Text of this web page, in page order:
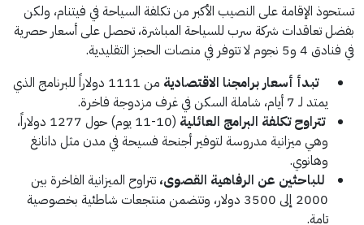
تستحوذ الإقامة على النصيب الأكبر من تكلفة السياحة في فيتنام، ولكن
بفضل تعاقدات شركة سرب للسياحة المباشرة، تحصل على أسعار حصرية
في فنادق 4 و5 نجوم لا تتوفر في منصات الحجز التقليدية.
تبدأ أسعار برامجنا الاقتصادية
من 1111 دولاراً للبرنامج الذي
يمتد لـ 7 أيام، شاملة السكن في غرف مزدوجة فاخرة.
تتراوح تكلفة البرامج العائلية
(10-11 يوم) حول 1277 دولاراً،
وهي ميزانية مدروسة لتوفير أجنحة فسيحة في مدن مثل دانانغ
وهانوي.
للباحثين عن الرفاهية القصوى، تتراوح الميزانية الفاخرة بين
2000 إلى 3500 دولار، وتتضمن منتجعات شاطئية بخصوصية
تامة.